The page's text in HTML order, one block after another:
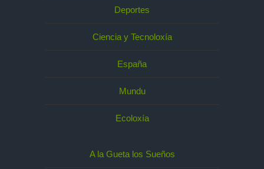
Deportes
Ciencia y Tecnoloxía
España
Mundu
Ecoloxía
A la Gueta los Sueños